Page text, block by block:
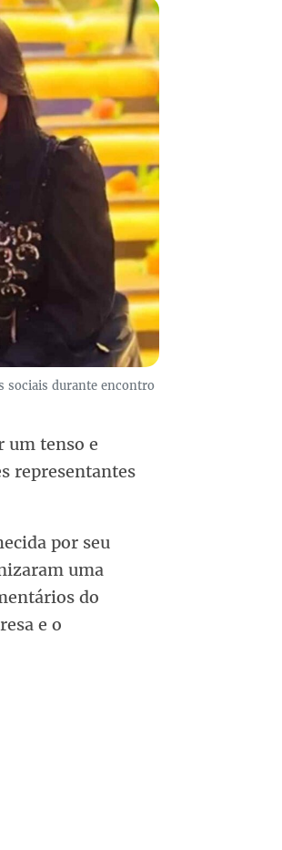
sociais durante encontro
um tenso e
representantes
por seu
uma
do
e o